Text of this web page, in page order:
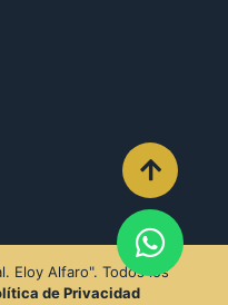
Eloy Alfaro". Todos los
de Privacidad